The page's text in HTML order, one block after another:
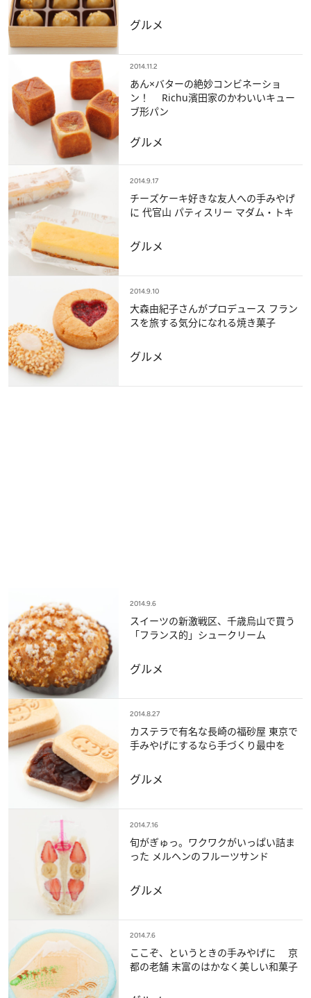
グルメ
2014.11.2
あん×バターの絶妙コンビネーショ
ン！ Richu濱田家のかわいいキュー
ブ形パン
グルメ
2014.9.17
チーズケーキ好きな友人への手みやげ
に 代官山 パティスリー マダム・トキ
グルメ
2014.9.10
大森由紀子さんがプロデュース フラン
スを旅する気分になれる焼き菓子
グルメ
2014.9.6
スイーツの新激戦区、千歳烏山で買う
「フランス的」シュークリーム
グルメ
2014.8.27
カステラで有名な長崎の福砂屋 東京で
手みやげにするなら手づくり最中を
グルメ
2014.7.16
旬がぎゅっ。ワクワクがいっぱい詰ま
った メルヘンのフルーツサンド
グルメ
2014.7.6
ここぞ、というときの手みやげに 京
都の老舗 末富のはかなく美しい和菓子